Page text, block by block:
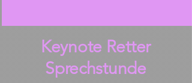
Keynote Retter
Sprechstunde